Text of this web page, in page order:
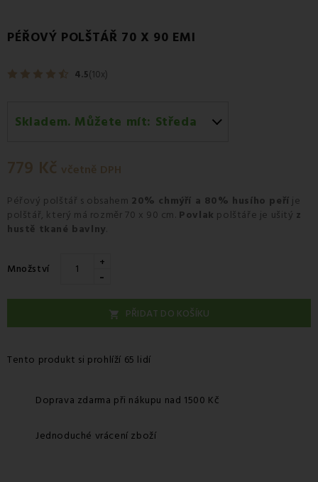
PÉŘOVÝ POLŠTÁŘ 70 X 90 EMI
4.5(10x)
Skladem. Můžete mít: Středa
779 Kč včetně DPH
Péřový polštář s obsahem 20% chmýří a 80% husího peří je
polštář, který má rozměr 70 x 90 cm. Povlak polštáře je ušitý z
hustě tkané bavlny
Množství +
-
 PŘIDAT DO KOŠÍKU
Tento produkt si prohlíží 65 lidí
Doprava zdarma při nákupu nad 1500 Kč
Jednoduché vrácení zboží